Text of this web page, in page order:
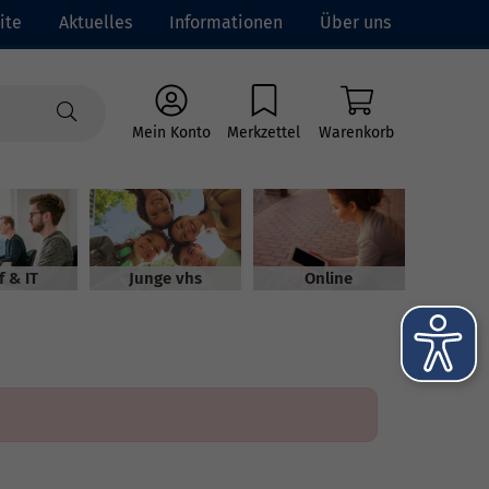
Aktuelles Informationen Über uns
Mein Konto Merkzettel Warenkorb
& IT Junge vhs Online